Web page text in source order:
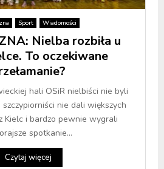
Sport Wiadomości
Nielba rozbiła u
To oczekiwane
hali OSiR nielbiści nie byli
nie dali większych
Kielc i bardzo pewnie wygrali
spotkanie...
Czytaj więcej